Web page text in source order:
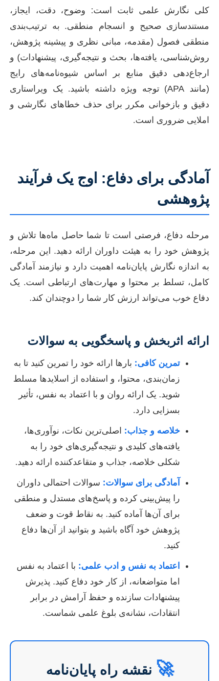
کلی نگارش علمی ثابت است: وضوح، دقت، ایجاز،
مستندسازی صحیح و انسجام منطقی. به ترتیب‌بندی
منطقی فصول (مقدمه، مبانی نظری و پیشینه پژوهش،
روش‌شناسی، یافته‌ها، بحث و نتیجه‌گیری، پیشنهادات) و
ارجاع‌دهی دقیق منابع بر اساس شیوه‌نامه‌های رایج
(مانند APA) توجه ویژه داشته باشید. یک ویراستاری
دقیق و بازخوانی مکرر برای حذف خطاهای نگارشی و
املایی ضروری است.
آمادگی برای دفاع: اوج یک فرآیند
پژوهشی
مرحله دفاع، فرصتی است تا شما حاصل ماه‌ها تلاش و
پژوهش خود را به هیئت داوران ارائه دهید. این مرحله،
به اندازه نگارش پایان‌نامه اهمیت دارد و نیازمند آمادگی
کامل، تسلط بر محتوا و مهارت‌های ارتباطی است. یک
دفاع خوب می‌تواند ارزش کار شما را دوچندان کند.
ارائه اثربخش و پاسخگویی به سوالات
تمرین کافی: بارها ارائه خود را تمرین کنید تا به
زمان‌بندی، محتوا، و استفاده از اسلایدها مسلط
شوید. یک ارائه روان و با اعتماد به نفس، تأثیر
بسزایی دارد.
خلاصه و جذاب: اصلی‌ترین نکات، نوآوری‌ها،
یافته‌های کلیدی و نتیجه‌گیری‌های خود را به
شکلی خلاصه، جذاب و متقاعدکننده ارائه دهید.
آمادگی برای سوالات: سوالات احتمالی داوران
را پیش‌بینی کرده و پاسخ‌های مستدل و منطقی
برای آن‌ها آماده کنید. به نقاط قوت و ضعف
پژوهش خود آگاه باشید و بتوانید از آن‌ها دفاع
کنید.
اعتماد به نفس و ادب علمی: با اعتماد به نفس
اما متواضعانه، از کار خود دفاع کنید. پذیرش
پیشنهادات سازنده و حفظ آرامش در برابر
انتقادات، نشانه‌ی بلوغ علمی شماست.
🚀 نقشه راه پایان‌نامه